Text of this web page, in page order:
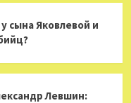
сына Яковлевой и
Левшин: